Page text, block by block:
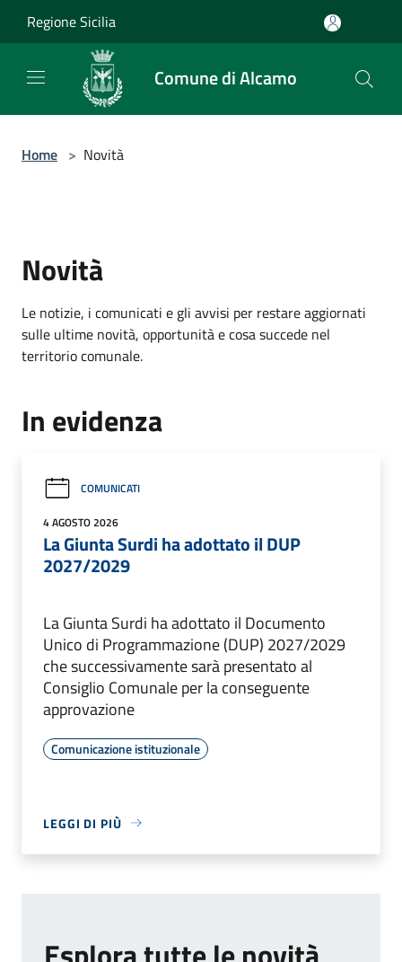
Regione Sicilia
Comune di Alcamo
Home > Novità
Novità
Le notizie, i comunicati e gli avvisi per restare aggiornati
sulle ultime novità, opportunità e cosa succede nel
territorio comunale.
In evidenza
COMUNICATI
4 AGOSTO 2026
La Giunta Surdi ha adottato il DUP
2027/2029
La Giunta Surdi ha adottato il Documento
Unico di Programmazione (DUP) 2027/2029
che successivamente sarà presentato al
Consiglio Comunale per la conseguente
approvazione
Comunicazione istituzionale
LEGGI DI PIÙ